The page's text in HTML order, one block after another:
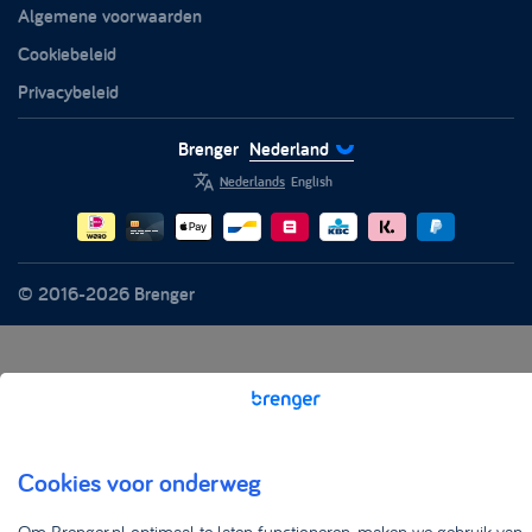
Witgoed
Algemene voorwaarden
Cookiebeleid
Privacybeleid
© 2016-2026 Brenger
Brenger Nederland
Nederlands English
Cookies voor onderweg